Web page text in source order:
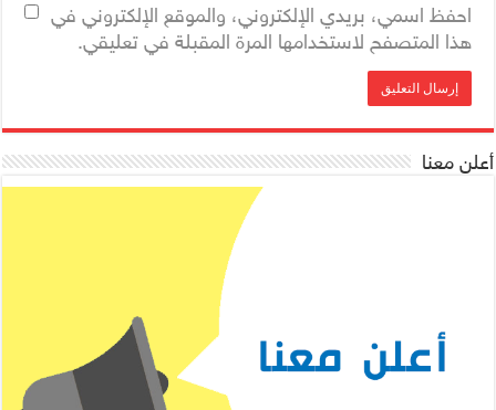
احفظ اسمي، بريدي الإلكتروني، والموقع الإلكتروني في
هذا المتصفح لاستخدامها المرة المقبلة في تعليقي.
أعلن معنا